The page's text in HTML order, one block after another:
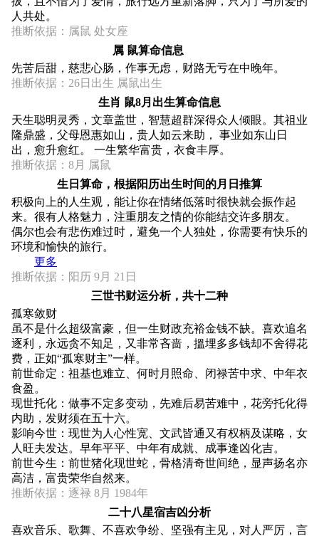
人共处。
推断依据：属鼠 处女座
属 鼠算命信息
先苦后甜，慈悲心肠，作事无虑，财路无亏在中晚年。
推断依据：26日出生 属鼠出生
生肖 鼠8月出生算命信息
天生聪明灵秀，文章盖世，智慧超群深得众人倾眼。其祖业
隆鼎盛，父母恩惠如山，贵人如云来助， 事业如东山日
出，愈升愈红。 一生繁华富贵，衣食丰厚。
推断依据：8月 属鼠
生日算命，根据阳历出生时间的月日推算
积极向上的人生观，能让你在情绪低落时很快就会振作起
来。很有人格魅力，注重朋友之情的你能结交许多朋友。
偶尔也会有悲伤难过时，避免一个人独处，你需要有快乐的
环境和愉快的旅行。
更多
推断依据：阳历 9月 21日
三世书财运分析，共十二种
孤寒敛财
虽不是什么超级富豪，但一生财政充裕金钱不缺。喜欢追名
逐利，永远贪不知足，又非常吝啬，搵埋多多钱却不舍得花
费，正如“孤寒财主”一样。
前世命定：祖基也难立、何时月照命、闭禄苦中求、中年衣
食盈。
现世托化：做事不定多变动，先难后易苦难中，花旁托化得
内助，发财须在五十六。
影响今世：现世为人心性宽、文武皆通又有权柄及谋略，女
人旺夫发达。早年平平、中年有成就、成事逢凶化吉。
前世今生：前世猪化现世蛇，骨格清奇世间绝，显声扬名亦
高洁，富贵荣华自然来。
推断依据：逐禄 8月 1984年
二十八星宿吉凶分析
喜欢音乐、歌舞、不喜欢争纷、坚强有主见，对人严厉，言